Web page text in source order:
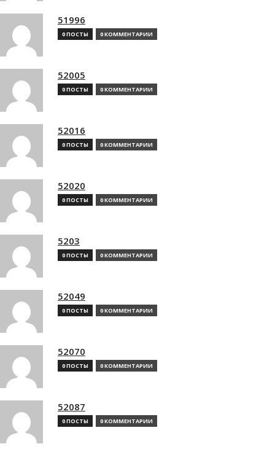
51996
0 ПОСТЫ 0 КОММЕНТАРИИ
52005
0 ПОСТЫ 0 КОММЕНТАРИИ
52016
0 ПОСТЫ 0 КОММЕНТАРИИ
52020
0 ПОСТЫ 0 КОММЕНТАРИИ
5203
0 ПОСТЫ 0 КОММЕНТАРИИ
52049
0 ПОСТЫ 0 КОММЕНТАРИИ
52070
0 ПОСТЫ 0 КОММЕНТАРИИ
52087
0 ПОСТЫ 0 КОММЕНТАРИИ